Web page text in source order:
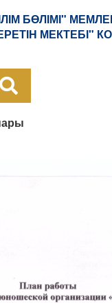
БӨЛІМІ"
МЕКТЕБІ"